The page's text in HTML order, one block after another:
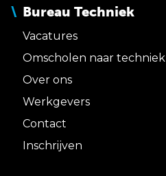
Bureau Techniek
Vacatures
Omscholen naar techniek
Over ons
Werkgevers
Contact
Inschrijven